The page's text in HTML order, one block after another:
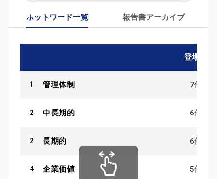
ホットワード一覧 報告書アーカイブ
登場数
1 管理体制 7件
2 中長期的 6件
2 長期的 6件
4 企業価値 5件